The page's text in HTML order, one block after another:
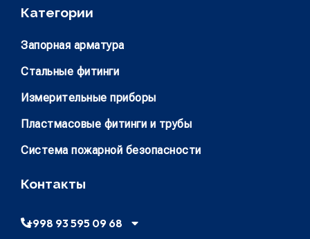
Категории
Запорная арматура
Стальные фитинги
Измерительные приборы
Пластмасовые фитинги и трубы
Система пожарной безопасности
Контакты
+998 93 595 09 68